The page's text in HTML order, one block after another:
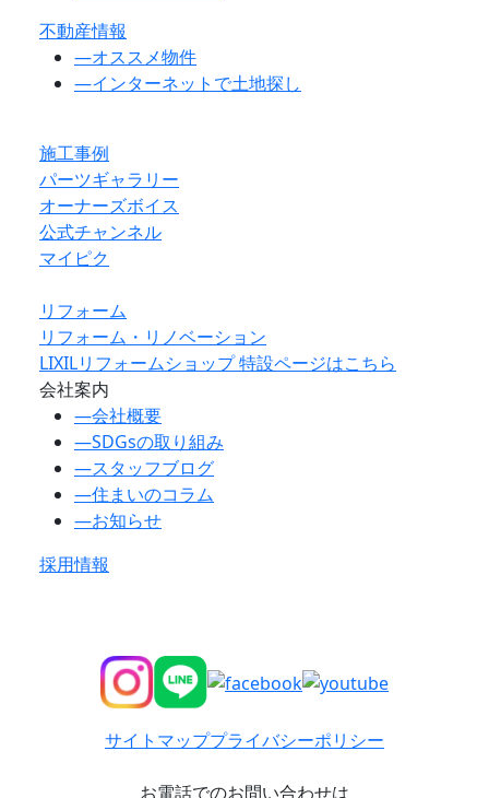
不動産情報
―オススメ物件
―インターネットで土地探し
施工事例
パーツギャラリー
オーナーズボイス
公式チャンネル
マイピク
リフォーム
リフォーム・リノベーション
LIXILリフォームショップ 特設ページはこちら
会社案内
―会社概要
―SDGsの取り組み
―スタッフブログ
―住まいのコラム
―お知らせ
採用情報
サイトマッププライバシーポリシー
お電話でのお問い合わせは